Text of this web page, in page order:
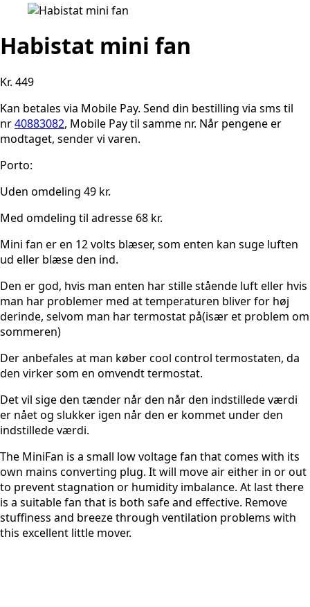
Habistat mini fan
Kr. 449
Kan betales via Mobile Pay. Send din bestilling via sms til
nr40883082, Mobile Pay til samme nr. Når pengene er
modtaget, sender vi varen.
Porto:
Uden omdeling 49 kr.
Med omdeling til adresse 68 kr.
Mini fan er en 12 volts blæser, som enten kan suge luften
ud eller blæse den ind.
Den er god, hvis man enten har stille stående luft eller hvis
man har problemer med at temperaturen bliver for høj
derinde, selvom man har termostat på(især et problem om
sommeren)​
Der anbefales at man køber cool control termostaten, da
den virker som en omvendt termostat.
Det vil sige den tænder når den når den indstillede værdi
er nået og slukker igen når den er kommet under den
indstillede værdi.​
The MiniFan is a small low voltage fan that comes with its
own mains converting plug. It will move air either in or out
to prevent stagnation or humidity imbalance. At last there
is a suitable fan that is both safe and effective. Remove
stuffiness and breeze through ventilation problems with
this excellent little mover.